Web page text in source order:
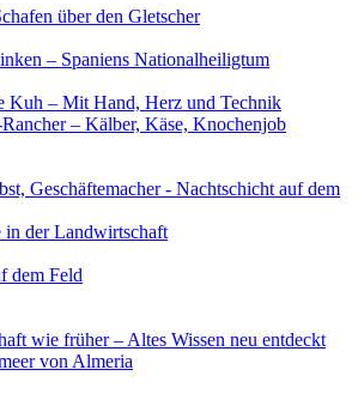
über den Gletscher
– Spaniens Nationalheiligtum
Kuh – Mit Hand, Herz und Technik
– Kälber, Käse, Knochenjob
Geschäftemacher - Nachtschicht auf dem
in der Landwirtschaft
dem Feld
wie früher – Altes Wissen neu entdeckt
von Almeria